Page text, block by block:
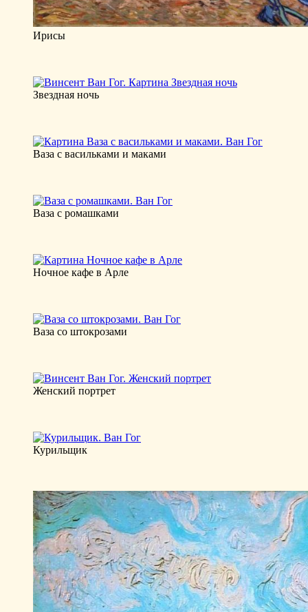
Ирисы
Звездная ночь
Ваза с васильками и маками
Ваза с ромашками
Ночное кафе в Арле
Ваза со штокрозами
Женский портрет
Курильщик